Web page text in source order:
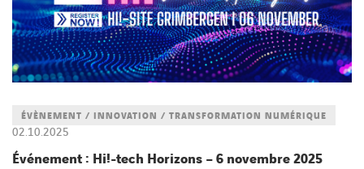
FACEBOOK
TWITTERLINKEDINYOUTUBE
02.10.2025
ÉVÈNEMENT / INNOVATION / TRANSFORMATION NUMÉRIQUE
Événement : Hi!-tech Horizons – 6 novembre 2025